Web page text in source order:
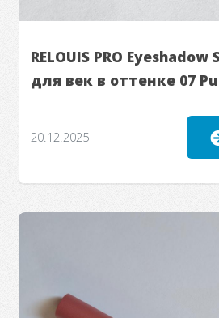
RELOUIS PRO
для век в оттенке 07
20.12.2025